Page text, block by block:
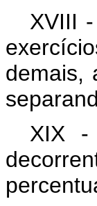
XVIII
demais,
XIX -